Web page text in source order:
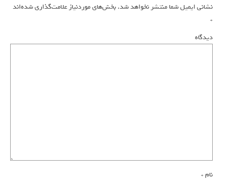
نشانی ایمیل شما منتشر نخواهد شد.بخش‌های موردنیاز علامت‌گذاری شده‌اند
*
دیدگاه
نام*